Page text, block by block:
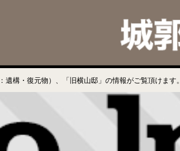
構・復元物）、「旧横山邸」の情報がご覧頂けます。